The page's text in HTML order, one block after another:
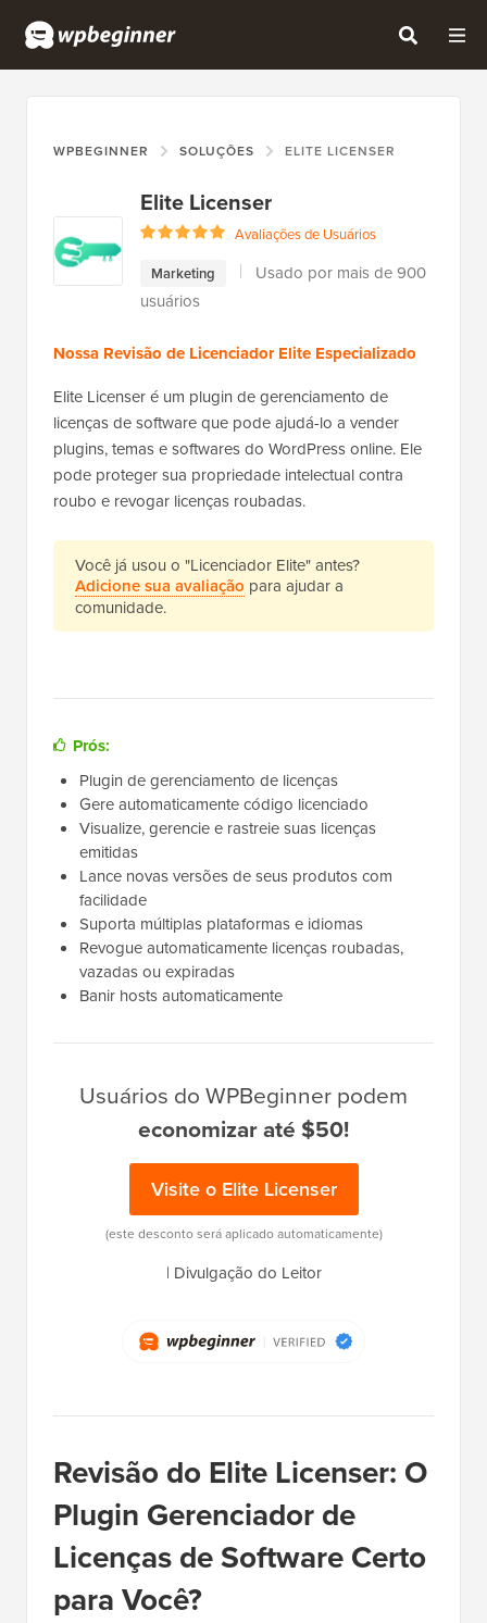
WPBEGINNER SOLUÇÕES ELITE LICENSER
Elite Licenser
Avaliações de Usuários
Marketing
Usado por mais de 900
usuários
Nossa Revisão de Licenciador Elite Especializado
Elite Licenser é um plugin de gerenciamento de
licenças de software que pode ajudá-lo a vender
plugins, temas e softwares do WordPress online. Ele
pode proteger sua propriedade intelectual contra
roubo e revogar licenças roubadas.
Você já usou o "Licenciador Elite" antes?
Adicione sua avaliação para ajudar a
comunidade.
Prós:
Plugin de gerenciamento de licenças
Gere automaticamente código licenciado
Visualize, gerencie e rastreie suas licenças
emitidas
Lance novas versões de seus produtos com
facilidade
Suporta múltiplas plataformas e idiomas
Revogue automaticamente licenças roubadas,
vazadas ou expiradas
Banir hosts automaticamente
Usuários do WPBeginner podem
economizar até $50!
Visite o Elite Licenser
(este desconto será aplicado automaticamente)
| Divulgação do Leitor
Revisão do Elite Licenser: O
Plugin Gerenciador de
Licenças de Software Certo
para Você?